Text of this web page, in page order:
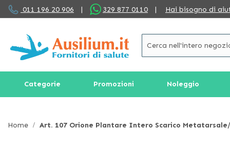
Salta
al
011 196 20 906 | 329 877 0110 | Hai bisogno di
Categorie Promozioni Noleggio
Home Art. 107 Orione Plantare Intero Scarico